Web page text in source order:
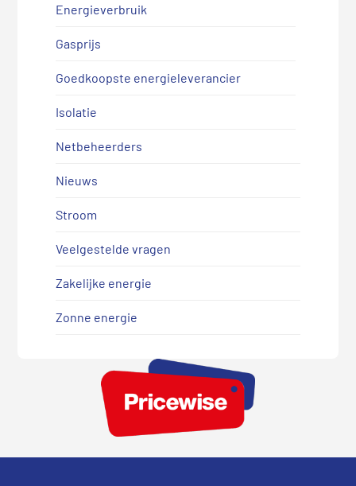
Energieverbruik
Gasprijs
Goedkoopste energieleverancier
Isolatie
Netbeheerders
Nieuws
Stroom
Veelgestelde vragen
Zakelijke energie
Zonne energie